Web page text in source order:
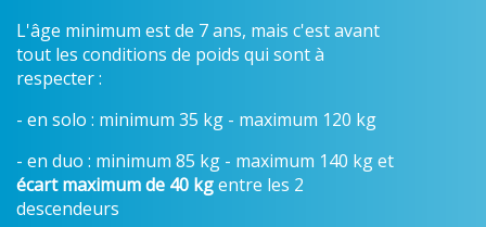
L'âge minimum est de 7 ans, mais c'est avant
tout les conditions de poids qui sont à
respecter :
- en solo : minimum 35 kg - maximum 120 kg
- en duo : minimum 85 kg - maximum 140 kg et
écart maximum de 40 kgentre les 2
descendeurs